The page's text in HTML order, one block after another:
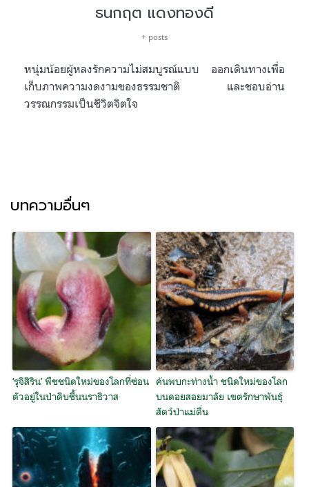
ธนกฤต แดงทองดี
+ posts
หนุ่มน้อยผู้หลงรักความไม่สมบูรณ์แบบ ออกเดินทางเพื่อ
เก็บภาพความงดงามของธรรมชาติ และชอบอ่าน
วรรณกรรมเป็นชีวิตจิตใจ
บทความอื่นๆ
‘รุจิสิริน’ พืชชนิดใหม่ของโลกที่ซ่อน
ตัวอยู่ในป่าดิบชื้นนราธิวาส
ค้นพบกะท่างน้ำ ชนิดใหม่ของโลก
บนดอยสอยมาลัย เขตรักษาพันธุ์
สัตว์ป่าแม่ตื่น